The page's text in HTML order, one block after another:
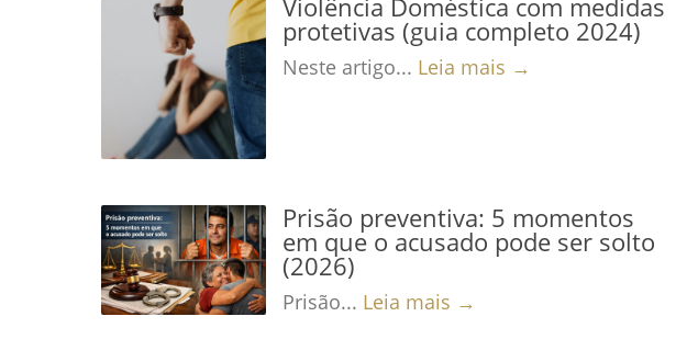
protetivas (guia completo 2024)
Neste artigo... Leia mais →
Prisão preventiva: 5 momentos
em que o acusado pode ser solto
(2026)
Prisão... Leia mais →